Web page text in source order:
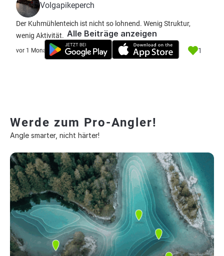
Volgapikeperch
Der Kuhmühlenteich ist nicht so lohnend. Wenig Struktur,
wenig Aktivität.
vor 1 Monat 1
Alle Beiträge anzeigen
Werde zum Pro-Angler!
Angle smarter, nicht härter!